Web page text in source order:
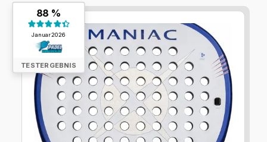
Suche
88 %
Januar 2026
Testergebnis:
88 %
TESTERGEBNIS